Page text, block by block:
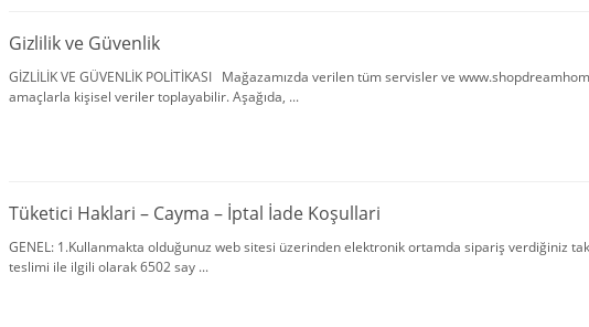
Gizlilik ve Güvenlik
GİZLİLİK VE GÜVENLİK POLİTİKASI Mağazamızda verilen tüm servisler ve
amaçlarla kişisel veriler toplayabilir. Aşağıda, ...
Tüketici Haklari – Cayma – İptal İade Koşullari
GENEL: 1.Kullanmakta olduğunuz web sitesi üzerinden elektronik ortamda sipariş verdiğiniz
teslimi ile ilgili olarak 6502 say ...